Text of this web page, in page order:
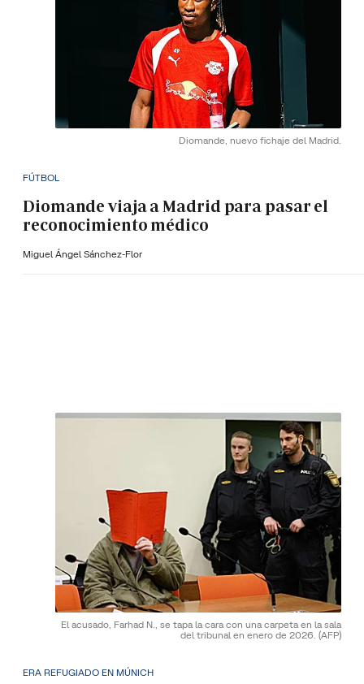
Diomande, nuevo fichaje del Madrid.
FÚTBOL
Diomande viaja a Madrid para pasar el
reconocimiento médico
Miguel Ángel Sánchez-Flor
El acusado, Farhad N., se tapa la cara con una carpeta en la sala
del tribunal en enero de 2026. (AFP)
ERA REFUGIADO EN MÚNICH